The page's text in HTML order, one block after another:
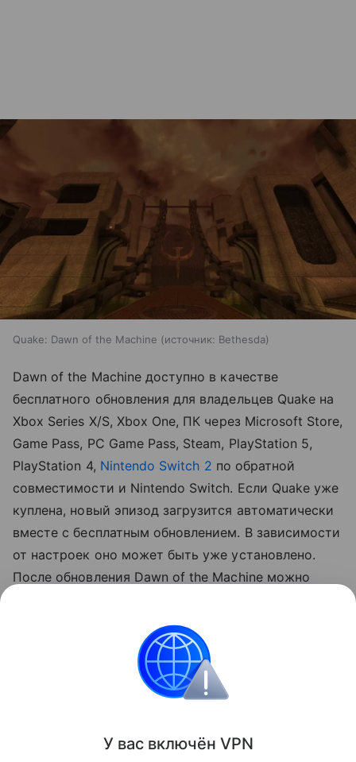
Quake: Dawn of the Machine источник: Bethesda
Dawn of the Machine доступно в качестве
бесплатного обновления для владельцев Quake на
Xbox Series X/S, Xbox One, ПК через Microsoft Store,
Game Pass, PC Game Pass, Steam, PlayStation 5,
PlayStation 4, Nintendo Switch 2 по обратной
совместимости и Nintendo Switch. Если Quake уже
куплена, новый эпизод загрузится автоматически
вместе с бесплатным обновлением. В зависимости
от настроек оно может быть уже установлено.
После обновления Dawn of the Machine можно
кооперативный мультиплеер.
Поделиться
У вас включён VPN